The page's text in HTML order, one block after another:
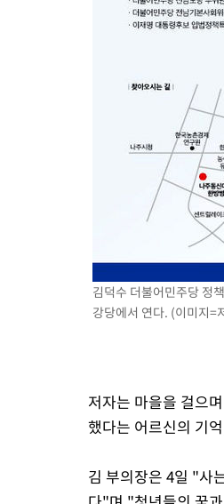
김덕수 더불어민주당 정
강당에서 연다. (이미지=
저자는 마을을 걸으
했다는 어르신의 기
김 부의장은 4일 "사